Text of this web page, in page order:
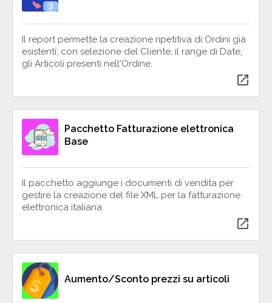
Il report permette la creazione ripetitiva di Ordini già
esistenti, con selezione del Cliente, il range di Date,
gli Articoli presenti nell'Ordine.
open_in_new
Pacchetto Fatturazione elettronica
Base
Il pacchetto aggiunge i documenti di vendita per
gestire la creazione del file XML per la fatturazione
elettronica italiana
open_in_new
Aumento/Sconto prezzi su articoli